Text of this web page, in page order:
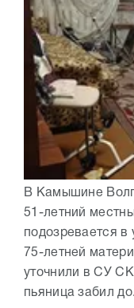
В Камышине
51-летний
подозревается
75-летней
уточнили в СУ
пьяница забил